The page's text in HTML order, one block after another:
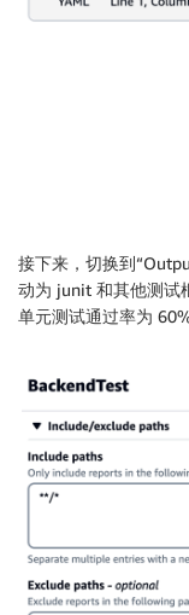
接下来，切换到
动为 junit 和其他测试
单元测试通过率为